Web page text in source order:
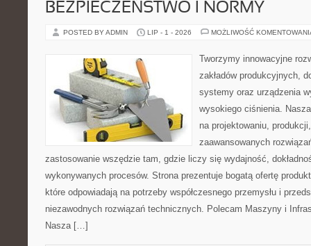
BEZPIECZEŃSTWO I NORMY
POSTED BY ADMIN LIP - 1 - 2026 MOŻLIWOŚĆ
Tworzymy innowacyjne
zakładów produkcyjnych,
systemy oraz urządzenia
wysokiego ciśnienia.
na projektowaniu,
zaawansowanych
zastosowanie wszędzie tam, gdzie liczy się wydajność,
wykonywanych procesów. Strona prezentuje bogatą ofertę
które odpowiadają na potrzeby współczesnego przemysłu i
niezawodnych rozwiązań technicznych. Polecam Maszyny i
Nasza […]